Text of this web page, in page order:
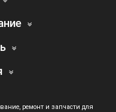
ремонт и запчасти для